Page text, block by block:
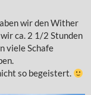
wir den Wither
ca. 2 1/2 Stunden
viele Schafe
so begeistert.